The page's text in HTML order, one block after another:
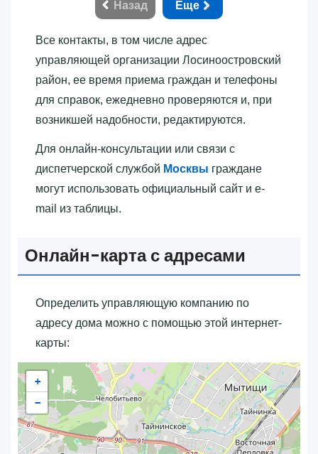
Назад Еще
Все контакты, в том числе адрес
управляющей организации Лосиноостровский
район, ее время приема граждан и телефоны
для справок, ежедневно проверяются и, при
возникшей надобности, редактируются.
Для онлайн-консультации или связи с
диспетчерской службой Москвы граждане
могут использовать официальный сайт и e-
mail из таблицы.
Онлайн-карта с адресами
Определить управляющую компанию по
адресу дома можно с помощью этой интернет-
карты:
+
−